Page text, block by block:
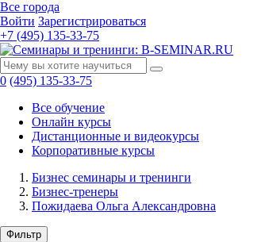
Все города
Войти Зарегистрироваться
+7 (495) 135-33-75
0 (495) 135-33-75
Все обучение
Онлайн курсы
Дистанционные и видеокурсы
Корпоративные курсы
Бизнес семинары и тренинги
Бизнес-тренеры
Пожидаева Ольга Александровна
Фильтр